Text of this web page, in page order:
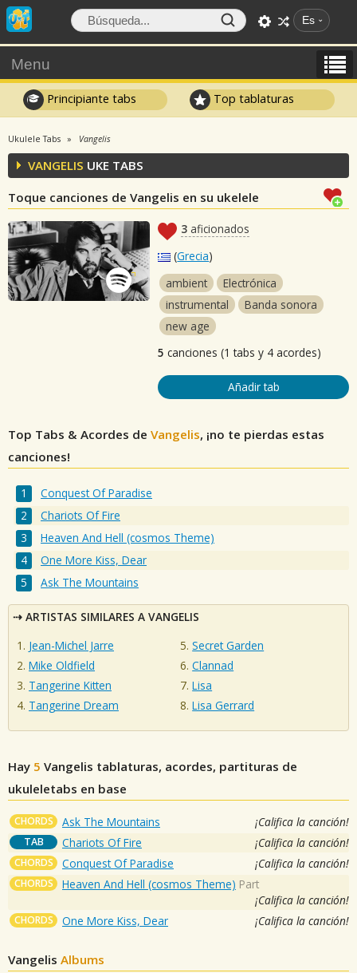
Es
Menu
Principiante tabs Top tablaturas
Ukulele Tabs Vangelis
VANGELIS UKE TABS
Toque canciones de Vangelis en su ukelele
3 aficionados
(Grecia)
ambient
Electrónica
instrumental
Banda sonora
new age
5 canciones (1 tabs y 4 acordes)
Añadir tab
Top Tabs & Acordes de Vangelis, ¡no te pierdas estas
canciones!
Conquest Of Paradise
Chariots Of Fire
Heaven And Hell (cosmos Theme)
One More Kiss, Dear
Ask The Mountains
ARTISTAS SIMILARES A VANGELIS
Jean-Michel Jarre
Mike Oldfield
Tangerine Kitten
Tangerine Dream
Secret Garden
Clannad
Lisa
Lisa Gerrard
Hay 5 Vangelis tablaturas, acordes, partituras de
ukuleletabs en base
CHORDS Ask The Mountains ¡Califica la canción!
TAB Chariots Of Fire ¡Califica la canción!
CHORDS Conquest Of Paradise ¡Califica la canción!
CHORDS Heaven And Hell (cosmos Theme) Part
¡Califica la canción!
CHORDS One More Kiss, Dear ¡Califica la canción!
Vangelis Albums